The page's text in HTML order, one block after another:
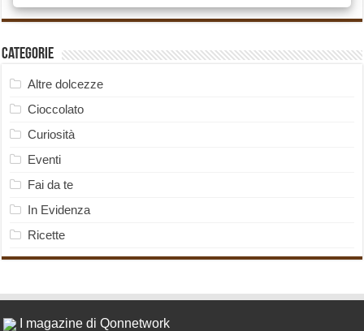
Categorie
Altre dolcezze
Cioccolato
Curiosità
Eventi
Fai da te
In Evidenza
Ricette
I magazine di Qonnetwork